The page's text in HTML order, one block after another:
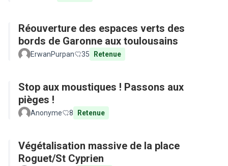
Réouverture des espaces verts des
bords de Garonne aux toulousains
ErwanPurpan 35 Retenue
Stop aux moustiques ! Passons aux
pièges !
Anonyme 8 Retenue
Végétalisation massive de la place
Roguet/St Cyprien